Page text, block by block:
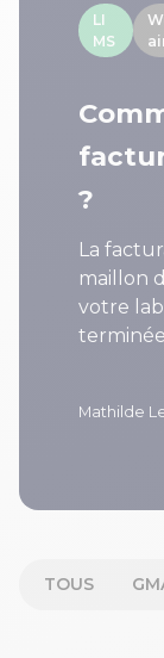
LI
MS
?
La
maillon
votre
Mathilde
TOUS